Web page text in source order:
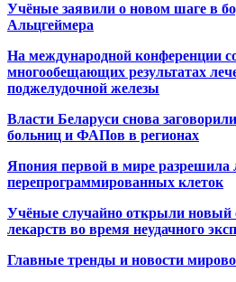
Учёные заявили о новом шаге в
Альцгеймера
На международной конференции
многообещающих результатах
поджелудочной железы
Власти Беларуси снова
больниц и ФАПов в регионах
Япония первой в мире разрешила
перепрограммированных клеток
Учёные случайно открыли новый
лекарств во время неудачного
Главные тренды и новости